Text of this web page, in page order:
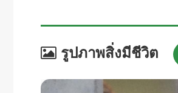
รูปภาพสิ่งมีชีวิต